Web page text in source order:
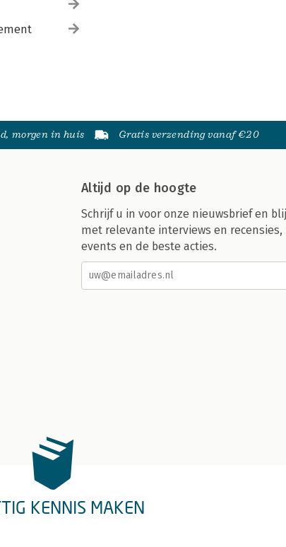
morgen in huis Gratis verzending vanaf €20
Altijd op de hoogte
Schrijf u in voor onze nieuwsbrief en
met relevante interviews en
events en de beste acties.
KENNIS MAKEN